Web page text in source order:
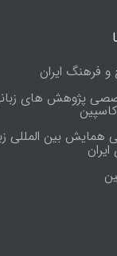
فرهنگ ایران
پژوهش های
همایش بین المللی